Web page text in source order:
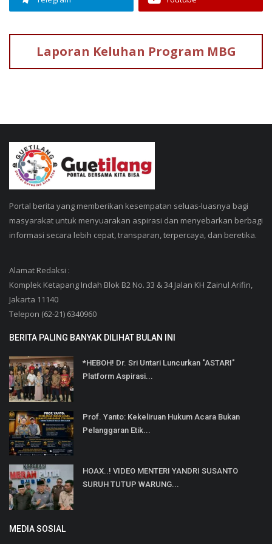
Laporan Keluhan Program MBG
Portal berita yang memberikan kesempatan seluas-luasnya bagi
masyarakat untuk menyuarakan aspirasi dan menyebarkan berbagi
informasi secara lebih cepat, transparan, terpercaya, dan beretika.
Alamat Redaksi :
Komplek Ketapang Indah Blok B2 No. 33 & 34 Jalan KH Zainul Arifin,
Jakarta 11140
Telepon (62-21) 6340960
BERITA PALING BANYAK DILIHAT BULAN INI
*HEBOH! Dr. Sri Untari Luncurkan "ASTARI"
Platform Aspirasi...
Prof. Yanto: Kekeliruan Hukum Acara Bukan
Pelanggaran Etik...
HOAX..! VIDEO MENTERI YANDRI SUSANTO
SURUH TUTUP WARUNG...
MEDIA SOSIAL